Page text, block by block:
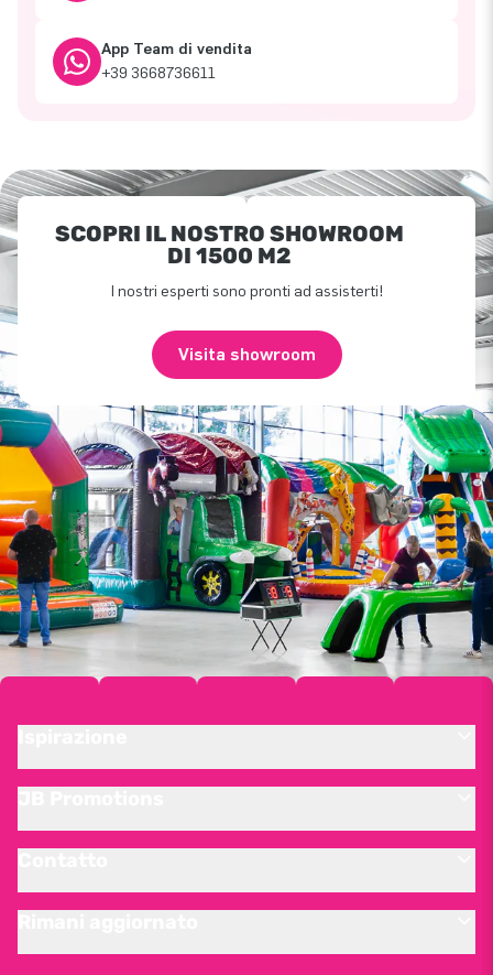
App Team di vendita
+39 3668736611
SCOPRI IL NOSTRO SHOWROOM
DI 1500 M2
I nostri esperti sono pronti ad assisterti!
Visita showroom